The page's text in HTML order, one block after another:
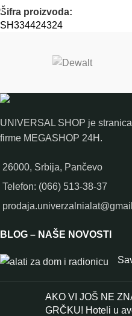
Šifra proizvoda:
SH334424324
UNIVERSAL SHOP je
firme MEGASHOP 24H.
26000, Srbija, Pančevo
Telefon: (066) 513-38-37
BLOG – NAŠE NOVOSTI
AKO VI JOŠ NE
GRČKU! Hoteli u